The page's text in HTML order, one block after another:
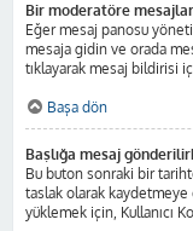
Bir moderatöre
Eğer mesaj panosu
mesaja gidin ve orada
tıklayarak mesaj bildirisi
Başa dön
Başlığa mesaj
Bu buton sonraki bir
taslak olarak kaydetmeye
yüklemek için, Kullanıcı